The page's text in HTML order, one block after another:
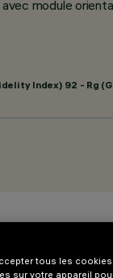
module
Index) 92 - Rg
tous les
sur votre appareil